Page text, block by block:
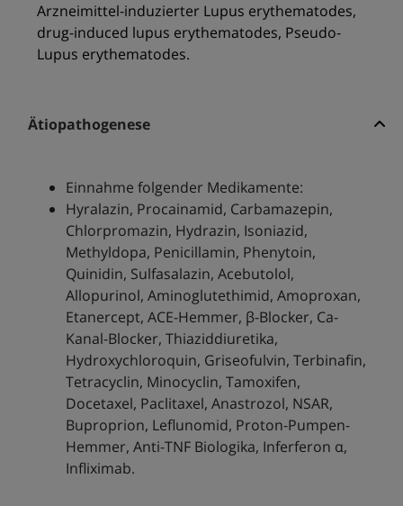
Arzneimittel-induzierter Lupus erythematodes,
drug-induced lupus erythematodes, Pseudo-
Lupus erythematodes.
Ätiopathogenese
Einnahme folgender Medikamente:
Hyralazin, Procainamid, Carbamazepin,
Chlorpromazin, Hydrazin, Isoniazid,
Methyldopa, Penicillamin, Phenytoin,
Quinidin, Sulfasalazin, Acebutolol,
Allopurinol, Aminoglutethimid, Amoproxan,
Etanercept, ACE-Hemmer, β-Blocker, Ca-
Kanal-Blocker, Thiaziddiuretika,
Hydroxychloroquin, Griseofulvin, Terbinafin,
Tetracyclin, Minocyclin, Tamoxifen,
Docetaxel, Paclitaxel, Anastrozol, NSAR,
Buproprion, Leflunomid, Proton-Pumpen-
Hemmer, Anti-TNF Biologika, Inferferon α,
Infliximab.